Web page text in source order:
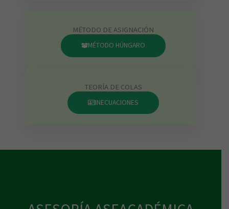
MÉTODO DE ASIGNACIÓN
MÉTODO HÚNGARO
TEORÍA DE COLAS
INECUACIONES